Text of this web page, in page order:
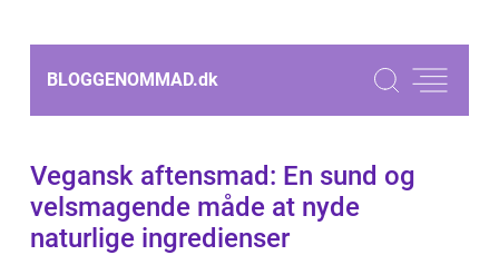
BLOGGENOMMAD.dk
Vegansk aftensmad: En sund og
velsmagende måde at nyde
naturlige ingredienser